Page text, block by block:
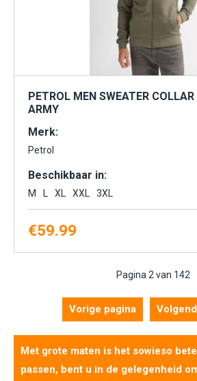
PETROL MEN SWEATER
ARMY
Merk:
Petrol
Beschikbaar in:
M L XL XXL 3XL
€59.99
Pagina 2 van 142
Vorige pagina
Met grote maten is het sowieso
passen, bent u in de gelegenheid